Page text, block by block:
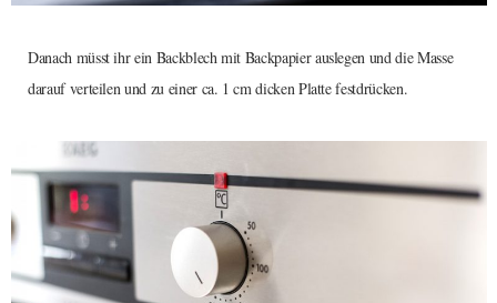
Danach müsst ihr ein Backblech mit Backpapier auslegen und die Masse
darauf verteilen und zu einer ca. 1 cm dicken Platte festdrücken.